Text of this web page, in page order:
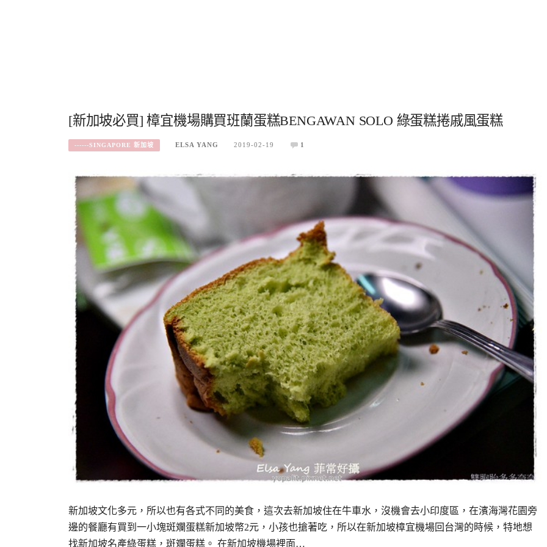
[新加坡必買] 樟宜機場購買班蘭蛋糕BENGAWAN SOLO 綠蛋糕捲戚風蛋糕
------SINGAPORE 新加坡 ELSA YANG 2019-02-19 1
新加坡文化多元，所以也有各式不同的美食，這次去新加坡住在牛車水，沒機會去小印度區，在濱海灣花園旁
邊的餐廳有買到一小塊斑斕蛋糕新加坡幣2元，小孩也搶著吃，所以在新加坡樟宜機場回台灣的時候，特地想
找新加坡名產綠蛋糕，斑斕蛋糕。 在新加坡機場裡面…